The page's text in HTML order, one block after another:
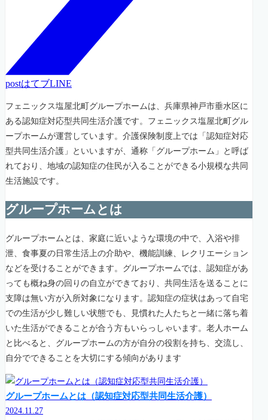
postはてブLINE
フェニックス塩屋北町グループホームは、兵庫県神戸市垂水区に
ある認知症対応型共同生活介護です。フェニックス塩屋北町グル
ープホームが運営しています。介護保険制度上では「認知症対応
型共同生活介護」といいますが、通称「グループホーム」と呼ば
れており、地域の認知症の住民が入ることができる小規模な共同
生活施設です。
グループホームとは
グループホームとは、家庭に近いような環境の中で、入浴や排
泄、食事夏の日常生活上の介助や、機能訓練、レクリエーション
などを受けることができます。グループホームでは、認知症があ
っても概ね身の回りの自立ができており、共同生活を送ることに
支障は無い方が入所対象になります。認知症の症状はあって自宅
での生活が少し難しい状態でも、見慣れた人たちと一緒に落ち着
いた生活ができることが合う方もいらっしゃいます。老人ホーム
と比べると、グループホームの方が自分の役割を持ち、交流し、
自分でできることを大切にする傾向があります
グループホームとは（認知症対応型共同生活介護）
2024.11.27